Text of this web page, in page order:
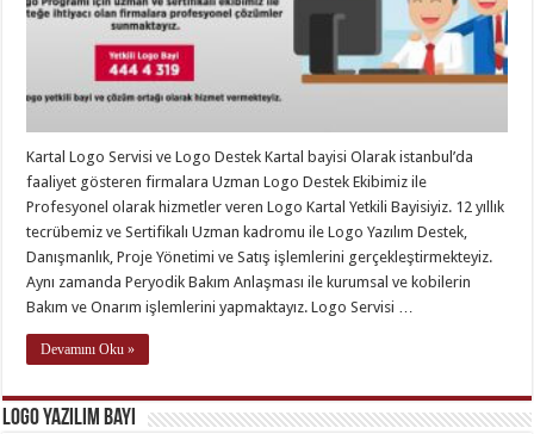
Kartal Logo Servisi ve Logo Destek Kartal bayisi Olarak istanbul’da
faaliyet gösteren firmalara Uzman Logo Destek Ekibimiz ile
Profesyonel olarak hizmetler veren Logo Kartal Yetkili Bayisiyiz. 12 yıllık
tecrübemiz ve Sertifikalı Uzman kadromu ile Logo Yazılım Destek,
Danışmanlık, Proje Yönetimi ve Satış işlemlerini gerçekleştirmekteyiz.
Aynı zamanda Peryodik Bakım Anlaşması ile kurumsal ve kobilerin
Bakım ve Onarım işlemlerini yapmaktayız. Logo Servisi …
Devamını Oku »
Logo Yazılım Bayi